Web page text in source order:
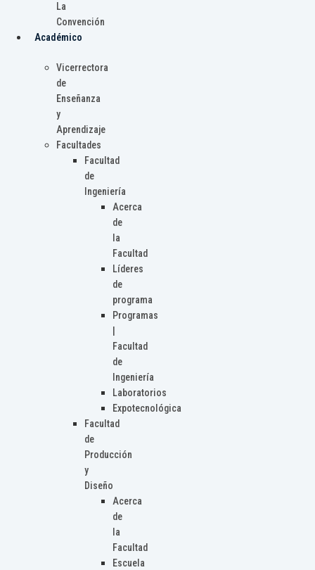
La
Convención
Académico
Vicerrectora
de
Enseñanza
y
Aprendizaje
Facultades
Facultad
de
Ingeniería
Acerca
de
la
Facultad
Líderes
de
programa
Programas
Facultad
de
Ingeniería
Laboratorios
Expotecnológica
Facultad
de
Producción
y
Diseño
Acerca
de
la
Facultad
Escuela